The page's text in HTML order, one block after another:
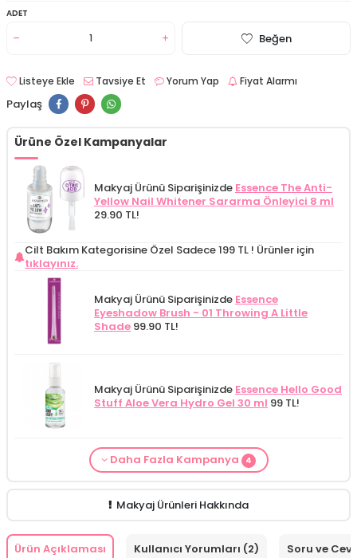
ADET
Beğen
Listeye Ekle Tavsiye Et Yorum Yap Fiyat Alarmı
Paylaş
Ürüne Özel Kampanyalar
Makyaj Ürünü Siparişinizde Essence The Anti-
Yellow Nail Whitener Sararma Önleyici 8 ml
29.90 TL!
Cilt Bakım Kategorisine Özel Sadece 199 TL ! Ürünler için
tıklayınız.
Makyaj Ürünü Siparişinizde Essence
Eyeshadow Brush - 01 Throwing A Little
Shade 99.90 TL!
Makyaj Ürünü Siparişinizde Essence Hello Good
Stuff Aloe Vera Hydro Gel 30 ml 99 TL!
From Natura Kadınlar İçin Terleme Karşıtı
Makyaj Kategorisine Özel Fiyatİdea Derma
Cilt Bakım ürünü siparişinizdeMamaaura
Makyaj Ürünü Siparişinizdeİnnova Wash Gel
Daha Fazla Kampanya 4
Makyaj Ürünleri Hakkında
Ürün Açıklaması Kullanıcı Yorumları (2) Soru ve